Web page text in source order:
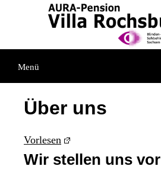
Menü
Über uns
Vorlesen
Wir stellen uns vor